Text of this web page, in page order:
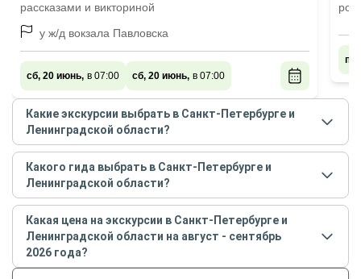
рассказами и викториной
у ж/д вокзала Павловска
сб, 20 июнь, в 07:00 сб, 20 июнь, в 07:00
пн,
Какие экскурсии выбрать в Санкт-Петербурге и
Ленинградской области?
Самые популярные экскурсиив Санкт-Петербурге
и Ленинградской областив августе - сентябре
2026
Пушкин, Павловск, Царское Село: путешествие
сквозь время
Загадочный вепсский край
Какого гида выбрать в Санкт-Петербурге и
Ленинградской области?
Лучшие гидыв Санкт-Петербурге и Ленинградской
областипо рейтингу и отзывам вавгусте 2026
года:
Татьяна
Какая цена на экскурсии в Санкт-Петербурге и
Ленинградской области на август - сентябрь
2026 года?